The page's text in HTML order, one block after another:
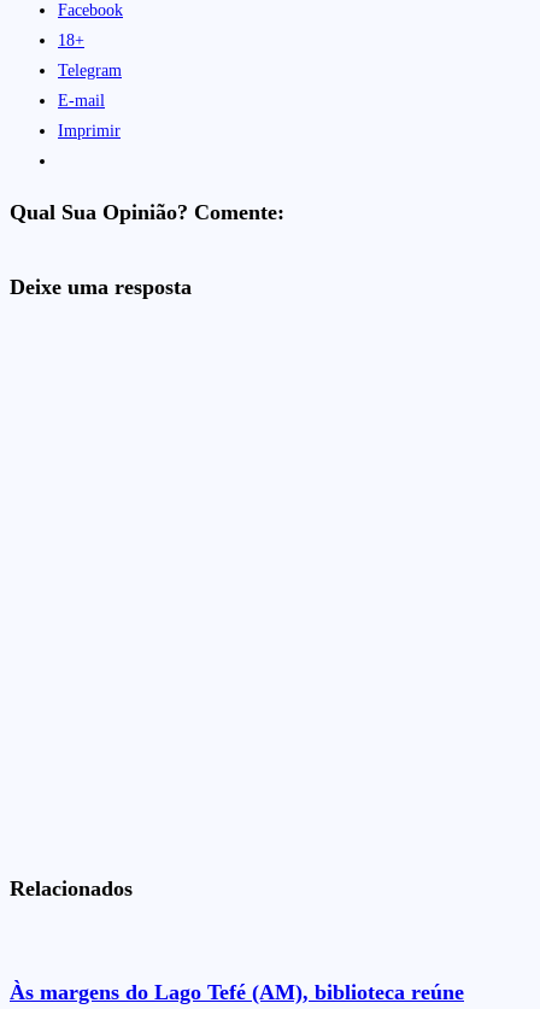
Facebook
18+
Telegram
E-mail
Imprimir
Qual Sua Opinião? Comente:
Deixe uma resposta
Relacionados
Às margens do Lago Tefé (AM), biblioteca reúne